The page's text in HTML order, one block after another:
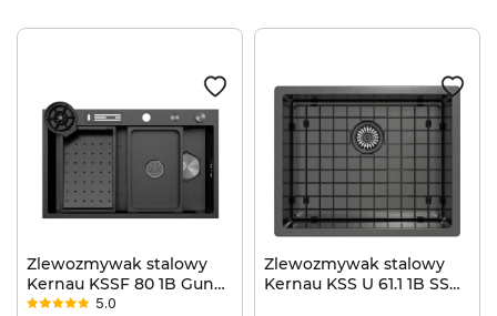
Zlewozmywak stalowy
Kernau KSSF 80 1B Gun
Metal
5.0
Zlewozmywak stalowy
Kernau KSS U 61.1 1B SS